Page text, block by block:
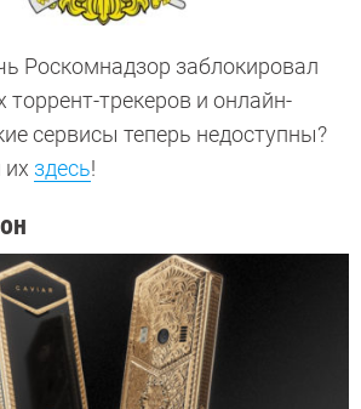
Роскомнадзор заблокировал
трекеров и онлайн-
сервисы теперь недоступны?
здесь!